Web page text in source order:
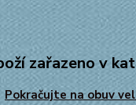
zařazeno v
Pokračujte na obuv